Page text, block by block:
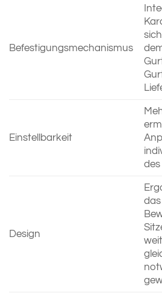
Befestigungsmechanismus
Einstellbarkeit
des
Design